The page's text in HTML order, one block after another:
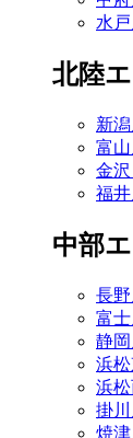
水
北陸
新
富
金
福
中部
長
富
静
浜
浜
掛
焼